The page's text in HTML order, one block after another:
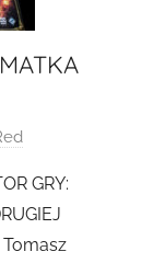
GRY:
Tomasz